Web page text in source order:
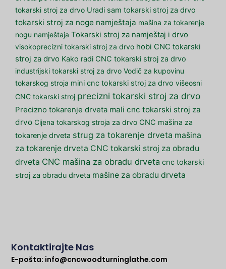
tokarski stroj za drvo Uradi sam tokarski stroj za drvo
tokarski stroj za noge namještaja mašina za tokarenje
nogu namještaja Tokarski stroj za namještaj i drvo
visokoprecizni tokarski stroj za drvo hobi CNC tokarski
stroj za drvo Kako radi CNC tokarski stroj za drvo
industrijski tokarski stroj za drvo Vodič za kupovinu
tokarskog stroja mini cnc tokarski stroj za drvo višeosni
CNC tokarski stroj precizni tokarski stroj za drvo
Precizno tokarenje drveta mali cnc tokarski stroj za
drvo Cijena tokarskog stroja za drvo CNC mašina za
tokarenje drveta strug za tokarenje drveta mašina
za tokarenje drveta CNC tokarski stroj za obradu
drveta CNC mašina za obradu drveta cnc tokarski
stroj za obradu drveta mašine za obradu drveta
Kontaktirajte Nas
E-pošta: info@cncwoodturninglathe.com